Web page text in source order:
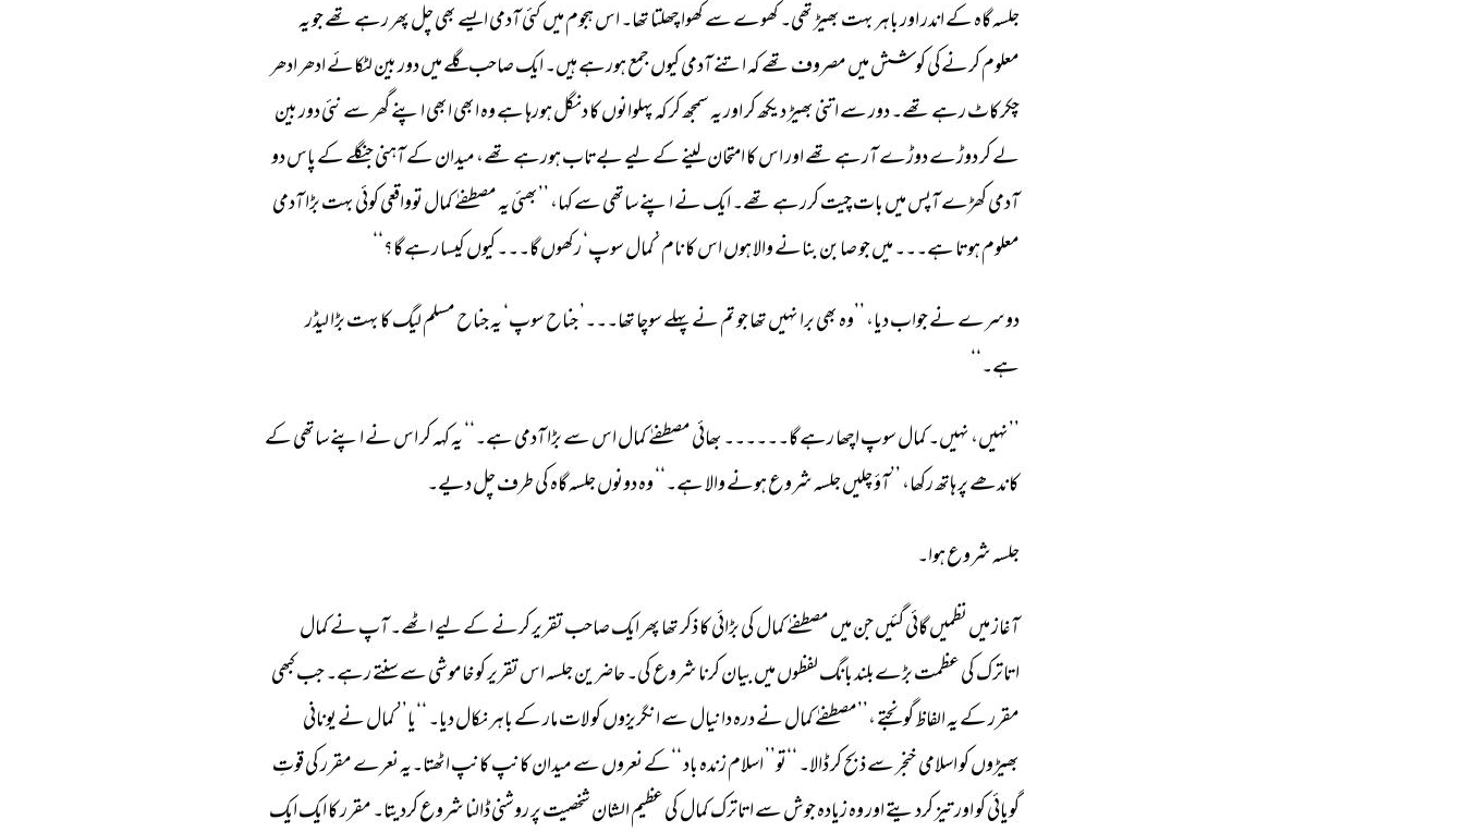
جلسہ گاہ کے اندر اور باہر بہت بھیڑ تھی۔ کھوے سے کھوا چھلتا تھا۔ اس ہجوم میں کئی آدمی ایسے بھی چل پھر رہے تھے جو یہ
معلوم کرنےکی کوشش میں مصروف تھے کہ اتنے آدمی کیوں جمع ہورہے ہیں۔ ایک صاحب گلے میں دور بین لٹکائے ادھر ادھر
چکرکاٹ رہے تھے۔ دور سے اتنی بھیڑ دیکھ کر اور یہ سمجھ کر کہ پہلوانوں کا دنگل ہورہا ہے وہ ابھی ابھی اپنے گھر سے نئی دور بین
لے کر دوڑے دوڑے آرہے تھے اور اس کا امتحان لینے کے لیے بےتاب ہورہے تھے، میدان کے آہنی جنگلے کے پاس دو
آدمی کھڑے آپس میں بات چیت کررہے تھے۔ ایک نے اپنے ساتھی سے کہا، ’’بھئی یہ مصطفےٰ کمال توواقعی کوئی بہت بڑا آدمی
معلوم ہوتا ہے۔۔۔ میں جو صابن بنانے والا ہوں اس کا نام ’کمال سوپ‘ رکھوں گا۔۔۔ کیوں کیسا رہے گا؟‘‘
دوسرے نے جواب دیا، ’’وہ بھی برا نہیں تھا جو تم نے پہلے سوچا تھا۔۔۔’ جناح سوپ‘ یہ جناح مسلم لیگ کا بہت بڑا لیڈر
ہے۔‘‘
’’نہیں، نہیں۔ کمال سوپ اچھا رہے گا۔۔۔۔۔۔ بھائی مصطفےٰ کمال اس سے بڑا آدمی ہے۔‘‘ یہ کہہ کر اس نے اپنے ساتھی کے
کاندھے پر ہاتھ رکھا، ’’آؤ چلیں جلسہ شروع ہونے والا ہے۔‘‘ وہ دونوں جلسہ گاہ کی طرف چل دیے۔
جلسہ شروع ہوا۔
آغاز میں نظمیں گائی گئیں جن میں مصطفےٰ کمال کی بڑائی کا ذکر تھا پھر ایک صاحب تقریر کرنے کے لیے اٹھے۔ آپ نے کمال
اتاترک کی عظمت بڑےبلند بانگ لفظوں میں بیان کرنا شروع کی۔ حاضرین جلسہ اس تقریر کو خاموشی سے سنتے رہے۔ جب کبھی
مقرر کے یہ الفاظ گونجتے ،’’مصطفےٰ کمال نے درہ دانیال سے انگریزوں کو لات مار کے باہر نکال دیا۔ ‘‘یا’’ کمال نے یونانی
بھیڑوں کو اسلامی خنجر سے ذبح کر ڈالا۔ ‘‘تو’’ اسلام زندہ باد ‘‘کے نعروں سے میدان کانپ کانپ اٹھتا۔یہ نعرے مقرر کی قوتِ
گویائی کو اور تیز کردیتے اور وہ زیادہ جوش سے اتاترک کمال کی عظیم الشان شخصیت پر روشنی ڈالنا شروع کردیتا۔ مقرر کا ایک ایک